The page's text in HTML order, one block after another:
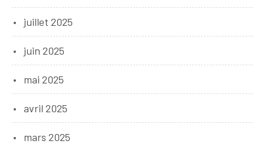
juillet 2025
juin 2025
mai 2025
avril 2025
mars 2025